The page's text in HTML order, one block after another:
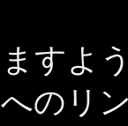
すよ
のリ